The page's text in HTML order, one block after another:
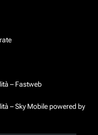
– Fastweb
– Sky Mobile powered by